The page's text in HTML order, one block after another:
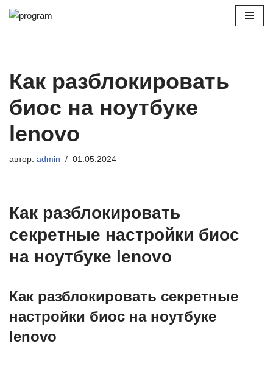
Как разблокировать
биос на ноутбуке
lenovo
автор: admin 01.05.2024
Как разблокировать
секретные настройки биос
на ноутбуке lenovo
Как разблокировать секретные
настройки биос на ноутбуке
lenovo